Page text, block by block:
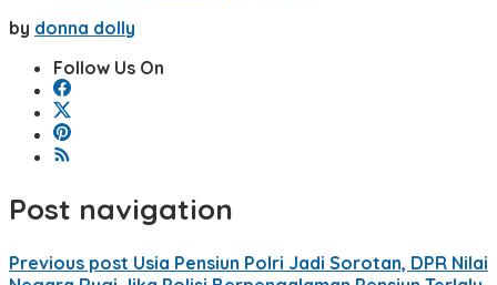
by donna dolly
Follow Us On
Post navigation
Previous post Usia Pensiun Polri Jadi Sorotan, DPR Nilai